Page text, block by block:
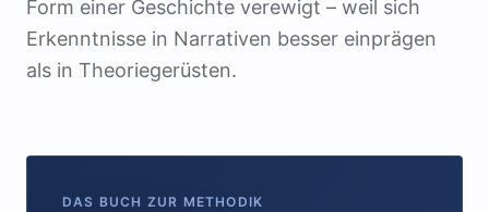
Form einer Geschichte verewigt – weil sich
Erkenntnisse in Narrativen besser einprägen
als in Theoriegerüsten.
DAS BUCH ZUR METHODIK